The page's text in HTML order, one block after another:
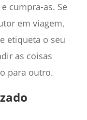
cumpra-as. Se
em viagem,
etiqueta o seu
as coisas
para outro.